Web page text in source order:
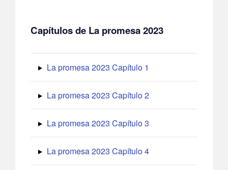
Capítulos de La promesa 2023
La promesa 2023 Capítulo 1
La promesa 2023 Capítulo 2
La promesa 2023 Capítulo 3
La promesa 2023 Capítulo 4